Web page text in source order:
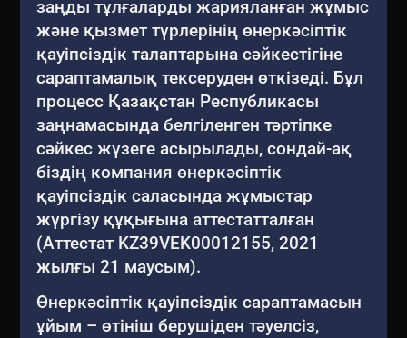
заңды тұлғаларды жарияланған жұмыс
және қызмет түрлерінің өнеркәсіптік
қауіпсіздік талаптарына сәйкестігіне
сараптамалық тексеруден өткізеді. Бұл
процесс Қазақстан Республикасы
заңнамасында белгіленген тәртіпке
сәйкес жүзеге асырылады, сондай-ақ
біздің компания өнеркәсіптік
қауіпсіздік саласында жұмыстар
жүргізу құқығына аттестатталған
(Аттестат KZ39VEK00012155, 2021
жылғы 21 маусым).
Өнеркәсіптік қауіпсіздік сараптамасын
ұйым – өтініш берушіден тәуелсіз,